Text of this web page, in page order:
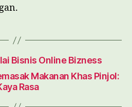
Bisnis Online Bizness
Makanan Khas Pinjol:
Rasa